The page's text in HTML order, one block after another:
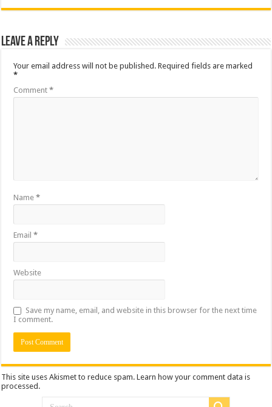
Leave a Reply
Your email address will not be published. Required fields are marked
*
Comment*
Name*
Email*
Website
Save my name, email, and website in this browser for the next time
I comment.
This site uses Akismet to reduce spam.Learn how your comment data is
processed.